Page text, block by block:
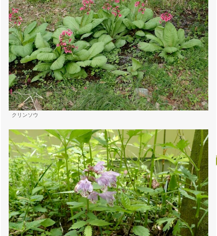
クリンソウ